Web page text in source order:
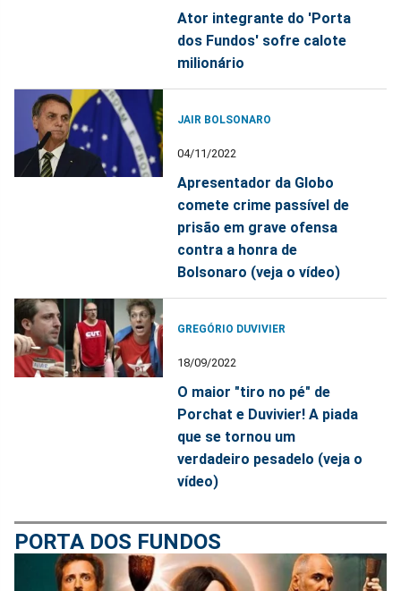
Ator integrante do 'Porta
dos Fundos' sofre calote
milionário
JAIR BOLSONARO
04/11/2022
Apresentador da Globo
comete crime passível de
prisão em grave ofensa
contra a honra de
Bolsonaro (veja o vídeo)
GREGÓRIO DUVIVIER
18/09/2022
O maior "tiro no pé" de
Porchat e Duvivier! A piada
que se tornou um
verdadeiro pesadelo (veja o
vídeo)
PORTA DOS FUNDOS